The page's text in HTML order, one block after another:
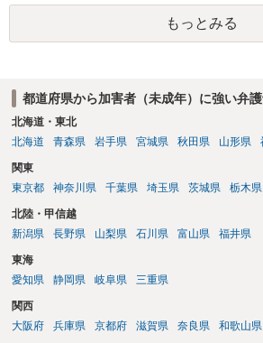
や少年院送致される可能性もあります。 本件
ので、適切なアドバイスがしにくいのですが
で生活環境が整っていれば、審判不開始か不
もっとみる
都道府県から加害者（未成年）に強い弁
北海道・東北
北海道
青森県 岩手県 宮城県 秋田県 山形県
関東
東京都
神奈川県 千葉県 埼玉県 茨城県 栃木県
北陸・甲信越
新潟県
長野県 山梨県 石川県 富山県 福井県
東海
愛知県
静岡県 岐阜県 三重県
関西
大阪府
兵庫県 京都府 滋賀県 奈良県 和歌山県